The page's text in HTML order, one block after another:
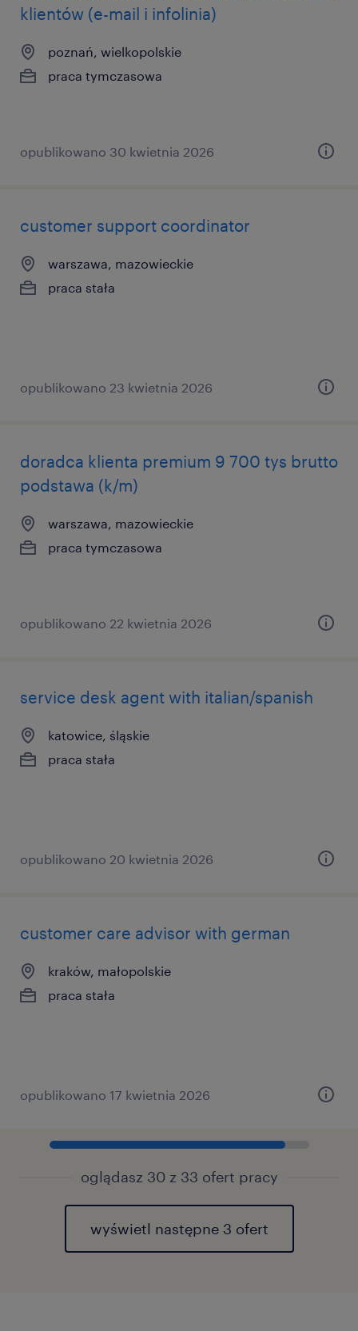
klientów (e-mail i infolinia)
poznań, wielkopolskie
praca tymczasowa
opublikowano 30 kwietnia 2026
customer support coordinator
warszawa, mazowieckie
praca stała
opublikowano 23 kwietnia 2026
doradca klienta premium 9 700 tys brutto
podstawa (k/m)
warszawa, mazowieckie
praca tymczasowa
opublikowano 22 kwietnia 2026
service desk agent with italian/spanish
katowice, śląskie
praca stała
opublikowano 20 kwietnia 2026
customer care advisor with german
kraków, małopolskie
praca stała
opublikowano 17 kwietnia 2026
oglądasz 30 z 33 ofert pracy
wyświetl następne 3 ofert